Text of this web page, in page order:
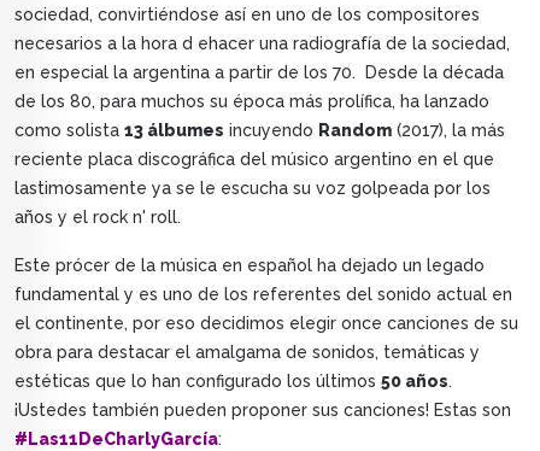
sociedad, convirtiéndose así en uno de los compositores
necesarios a la hora d ehacer una radiografía de la sociedad,
en especial la argentina a partir de los 70. Desde la década
de los 80, para muchos su época más prolífica, ha lanzado
como solista 13 álbumes incuyendo Random (2017), la más
reciente placa discográfica del músico argentino en el que
lastimosamente ya se le escucha su voz golpeada por los
años y el rock n' roll.
Este prócer de la música en español ha dejado un legado
fundamental y es uno de los referentes del sonido actual en
el continente, por eso decidimos elegir once canciones de su
obra para destacar el amalgama de sonidos, temáticas y
estéticas que lo han configurado los últimos 50 años.
¡Ustedes también pueden proponer sus canciones! Estas son
#Las11DeCharlyGarcía: